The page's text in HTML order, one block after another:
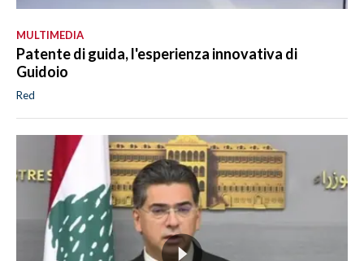
MULTIMEDIA
Patente di guida, l'esperienza innovativa di
Guidoio
Red